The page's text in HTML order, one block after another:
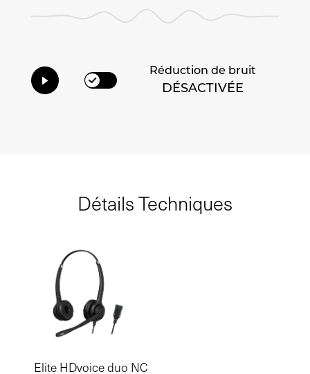
Réduction de bruit
DÉSACTIVÉE
Détails Techniques
Elite HDvoice duo NC